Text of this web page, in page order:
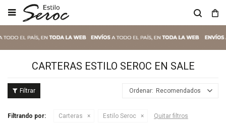

CARTERAS ESTILO SEROC EN SALE
Recomendados
Filtrando por: Carteras Estilo Seroc Quitar filtros